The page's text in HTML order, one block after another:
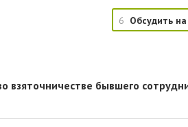
6 Обсудить
взяточничестве бывшего